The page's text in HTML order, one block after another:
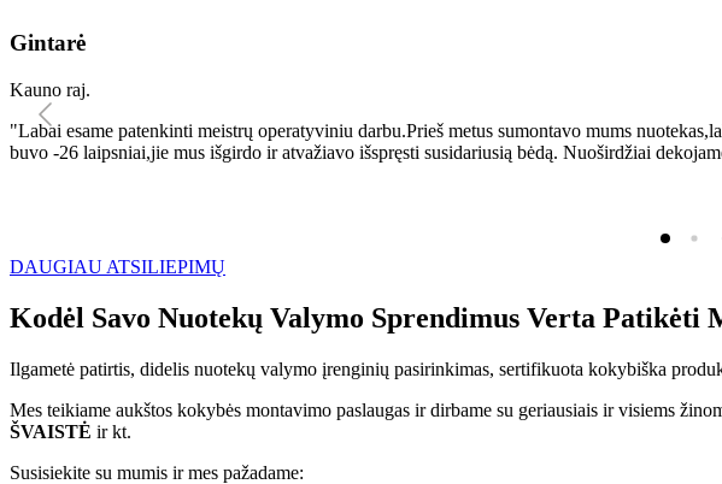
Gintarė
Kauno raj.
"Labai esame patenkinti meistrų operatyviniu darbu.Prieš metus sumontavo mums
buvo -26 laipsniai,jie mus išgirdo ir atvažiavo išspręsti susidariusią bėdą. Nuoširdžiai
DAUGIAU ATSILIEPIMŲ
Kodėl Savo Nuotekų Valymo Sprendimus Verta Patikėti
Ilgametė patirtis, didelis nuotekų valymo įrenginių pasirinkimas, sertifikuota kokybiška
Mes teikiame aukštos kokybės montavimo paslaugas ir dirbame su geriausiais ir visiems
ŠVAISTĖ ir kt.
Susisiekite su mumis ir mes pažadame: